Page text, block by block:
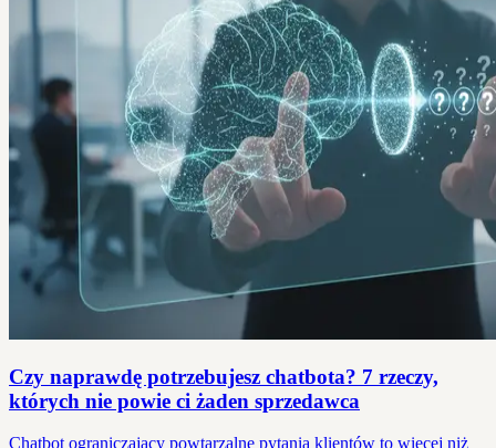
Czy naprawdę potrzebujesz chatbota? 7 rzeczy,
których nie powie ci żaden sprzedawca
Chatbot ograniczający powtarzalne pytania klientów to więcej niż